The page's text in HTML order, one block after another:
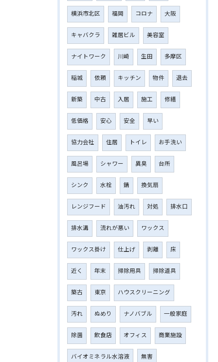
横浜市北区 福岡 コロナ 大阪
キャバクラ 雑居ビル 美容室
ナイトワーク 川崎 生田 多摩区
稲城 依頼 キッチン 物件 退去
新築 中古 入居 施工 修繕
低価格 安心 安全 早い
協力会社 住居 トイレ お手洗い
風呂場 シャワー 異臭 台所
シンク 水栓 錆 換気扇
レンジフード 油汚れ 対処 排水口
排水溝 流れが悪い ワックス
ワックス掛け 仕上げ 剥離 床
近く 年末 掃除用具 掃除道具
築古 東京 ハウスクリーニング
汚れ ぬめり ナノバブル 一般家庭
除菌 飲食店 オフィス 商業施設
バイオミネラル水溶液 無害